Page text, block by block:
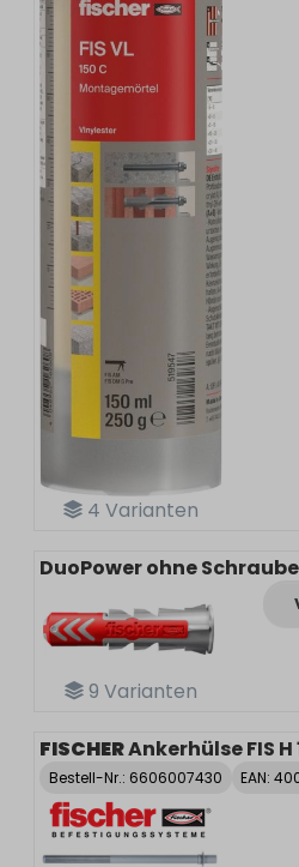
4 Varianten
9 Varianten
DuoPower ohne Schraube
FISCHERAnkerhülse FIS H
Bestell-Nr.: 6606007430 EAN: